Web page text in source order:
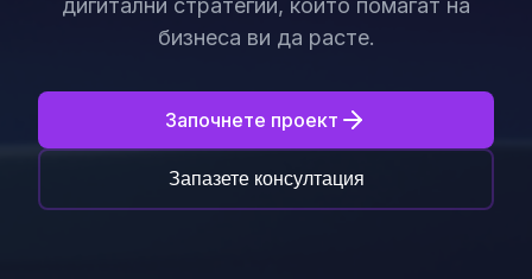
дигитални стратегии, които помагат на
бизнеса ви да расте.
Започнете проект
Запазете консултация